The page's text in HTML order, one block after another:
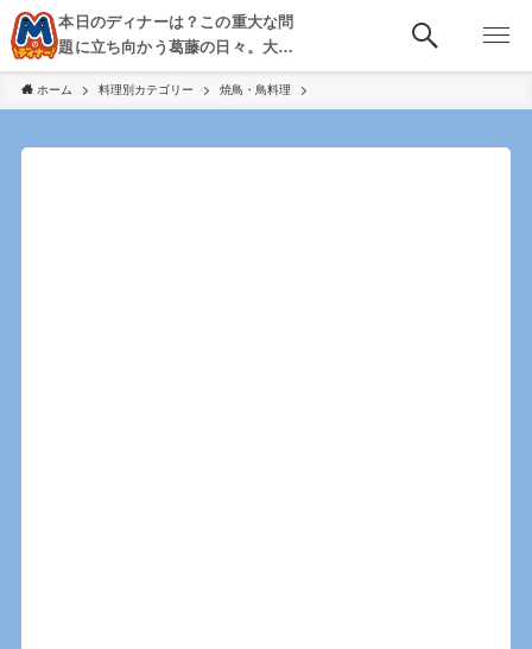
本日のディナーは？この重大な問
題に立ち向かう葛藤の日々。大
阪・京都・神戸を中心とした食べ
歩き、飲み歩きを綴る。
ホーム 料理別カテゴリー 焼鳥・鳥料理